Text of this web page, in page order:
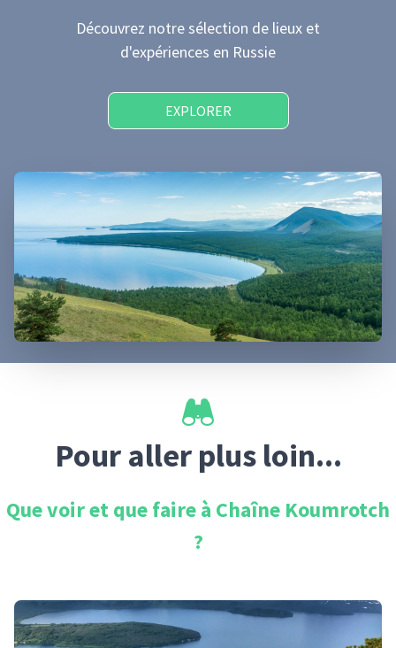
Découvrez notre sélection de lieux et
d'expériences en Russie
EXPLORER
Pour aller plus loin...
Que voir et que faire à Chaîne Koumrotch
?